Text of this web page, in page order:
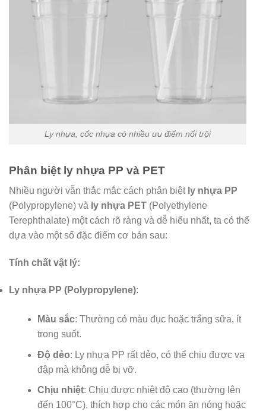
Ly nhựa, cốc nhựa có nhiều ưu điểm nổi trội
Phân biệt ly nhựa PP và PET
Nhiều người vẫn thắc mắc cách phân biệt ly nhựa PP
(Polypropylene) và ly nhựa PET (Polyethylene
Terephthalate) một cách rõ ràng và dễ hiểu nhất, ta có thể
dựa vào một số đặc điểm cơ bản sau:
Tính chất vật lý:
Ly nhựa PP (Polypropylene):
Màu sắc: Thường có màu đục hoặc trắng sữa, ít
trong suốt.
Độ dẻo: Ly nhựa PP rất dẻo, có thể chịu được va
đập mà không dễ bị vỡ.
Chịu nhiệt: Chịu được nhiệt độ cao (thường lên
đến 100°C), thích hợp cho các món ăn nóng hoặc